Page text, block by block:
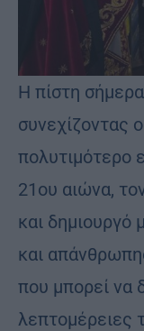
Η πίστη
συνεχίζοντας
πολυτιμότερο
21ου αιώνα,
και
και
που μπορεί να
λεπτομέρειες